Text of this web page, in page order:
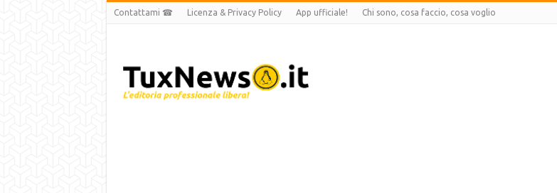
Contattami ☎ Licenza & Privacy Policy App ufficiale! Chi sono, cosa faccio, cosa voglio